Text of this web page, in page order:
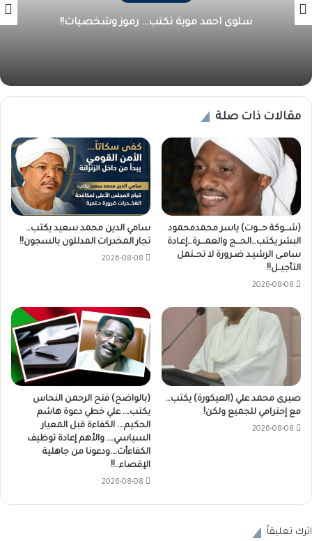
سلوى أحمد موية تكتب… رموز وشخصيات!!
مقالات ذات صلة
(شـــوكة حـــوت) ياسر محمدمحمود
البشر يكتب…الحـــج والعمـــرة…إعـادة
سامـى الرشيـد ضـرورة لا تحــتمل
التأجيــل!!
2026-08-08
سامي الدين محمد سعيد يكتب…
تجار المخدرات المدللون بالسجون!!
2026-08-08
صبرى محمد علي (العيكورة) يكتب…
مع إحترامي للجميع ولكن!
2026-08-08
(بالواضح) فتح الرحمن النحاس
يكتب…. علي خطي دعوة هاشم
الحكيم…. الكفاءة قبل المعيار
السياسي…. والأهم إعادة توظيف
الكفاءأت….ودعونا من جاهلية
الإقصاء..!!
2026-08-08
اترك تعليقاً